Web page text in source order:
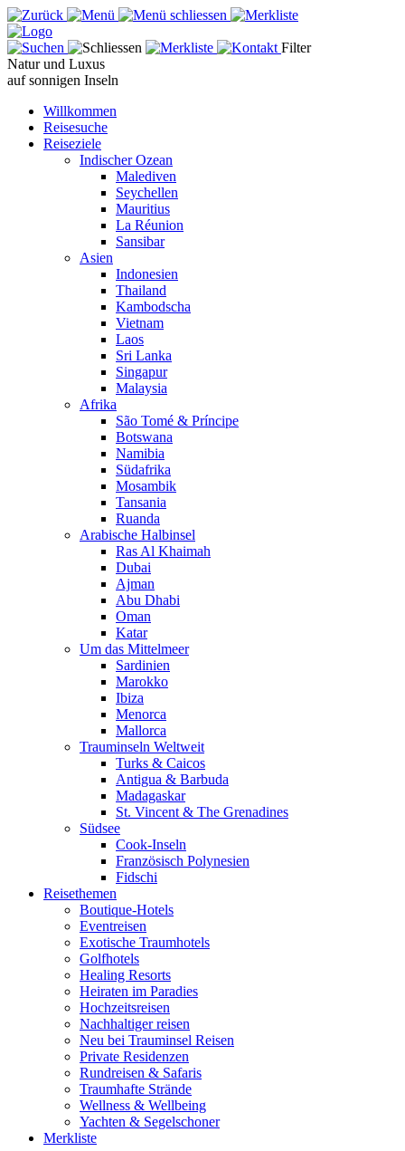
Filter
Natur und Luxus
auf sonnigen Inseln
Willkommen
Reisesuche
Reiseziele
Indischer Ozean
Malediven
Seychellen
Mauritius
La Réunion
Sansibar
Asien
Indonesien
Thailand
Kambodscha
Vietnam
Laos
Sri Lanka
Singapur
Malaysia
Afrika
São Tomé & Príncipe
Botswana
Namibia
Südafrika
Mosambik
Tansania
Ruanda
Arabische Halbinsel
Ras Al Khaimah
Dubai
Ajman
Abu Dhabi
Oman
Katar
Um das Mittelmeer
Sardinien
Marokko
Ibiza
Menorca
Mallorca
Trauminseln Weltweit
Turks & Caicos
Antigua & Barbuda
Madagaskar
St. Vincent & The Grenadines
Südsee
Cook-Inseln
Französisch Polynesien
Fidschi
Reisethemen
Boutique-Hotels
Eventreisen
Exotische Traumhotels
Golfhotels
Healing Resorts
Heiraten im Paradies
Hochzeitsreisen
Nachhaltiger reisen
Neu bei Trauminsel Reisen
Private Residenzen
Rundreisen & Safaris
Traumhafte Strände
Wellness & Wellbeing
Yachten & Segelschoner
Merkliste